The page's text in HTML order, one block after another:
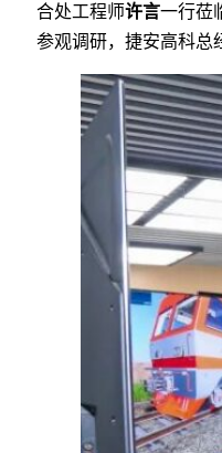
合处工程师许言一行莅
参观调研，捷安高科总